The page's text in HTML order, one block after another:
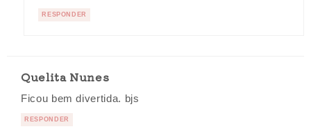
RESPONDER
Quelita Nunes
Ficou bem divertida. bjs
RESPONDER